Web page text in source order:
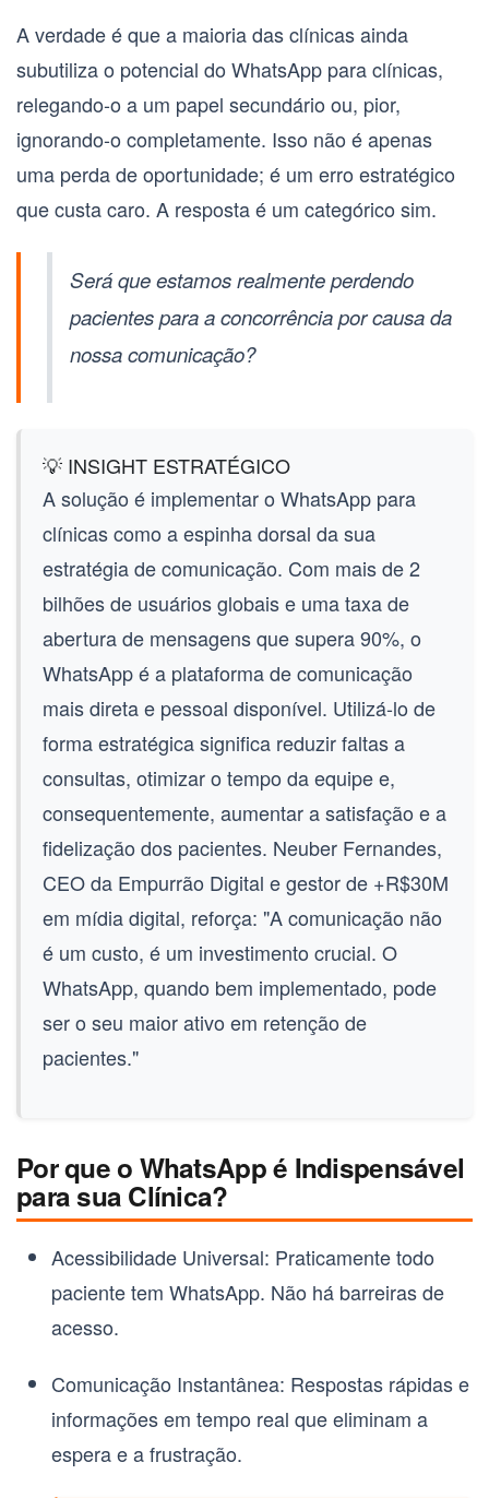
A verdade é que a maioria das clínicas ainda
subutiliza o potencial do WhatsApp para clínicas,
relegando-o a um papel secundário ou, pior,
ignorando-o completamente. Isso não é apenas
uma perda de oportunidade; é um erro estratégico
que custa caro. A resposta é um categórico sim.
Será que estamos realmente perdendo
pacientes para a concorrência por causa da
nossa comunicação?
💡 INSIGHT ESTRATÉGICO
A solução é implementar o WhatsApp para
clínicascomo a espinha dorsal da sua
estratégia de comunicação. Com mais de 2
bilhões de usuários globais e uma taxa de
abertura de mensagens que supera 90%, o
WhatsApp é a plataforma de comunicação
mais direta e pessoal disponível. Utilizá-lo de
forma estratégica significa reduzir faltas a
consultas, otimizar o tempo da equipe e,
consequentemente, aumentar a satisfação e a
fidelização dos pacientes. Neuber Fernandes,
CEO da Empurrão Digital e gestor de +R$30M
em mídia digital, reforça: "A comunicação não
é um custo, é um investimento crucial. O
WhatsApp, quando bem implementado, pode
ser o seu maior ativo em retenção de
pacientes."
Por que o WhatsApp é Indispensável
para sua Clínica?
Acessibilidade Universal: Praticamente todo
paciente tem WhatsApp. Não há barreiras de
acesso.
Comunicação Instantânea: Respostas rápidas e
informações em tempo real que eliminam a
espera e a frustração.